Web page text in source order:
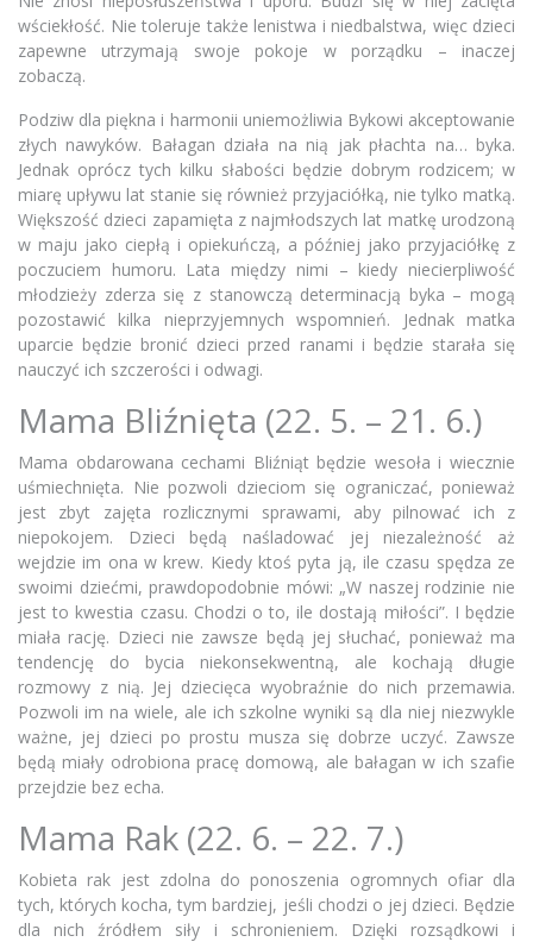
wściekłość. Nie toleruje także lenistwa i niedbalstwa, więc dzieci
zapewne utrzymają swoje pokoje w porządku – inaczej
zobaczą.
Podziw dla piękna i harmonii uniemożliwia Bykowi akceptowanie
złych nawyków. Bałagan działa na nią jak płachta na… byka.
Jednak oprócz tych kilku słabości będzie dobrym rodzicem; w
miarę upływu lat stanie się również przyjaciółką, nie tylko matką.
Większość dzieci zapamięta z najmłodszych lat matkę urodzoną
w maju jako ciepłą i opiekuńczą, a później jako przyjaciółkę z
poczuciem humoru. Lata między nimi – kiedy niecierpliwość
młodzieży zderza się z stanowczą determinacją byka – mogą
pozostawić kilka nieprzyjemnych wspomnień. Jednak matka
uparcie będzie bronić dzieci przed ranami i będzie starała się
nauczyć ich szczerości i odwagi.
Mama Bliźnięta (22. 5. – 21. 6.)
Mama obdarowana cechami Bliźniąt będzie wesoła i wiecznie
uśmiechnięta. Nie pozwoli dzieciom się ograniczać, ponieważ
jest zbyt zajęta rozlicznymi sprawami, aby pilnować ich z
niepokojem. Dzieci będą naśladować jej niezależność aż
wejdzie im ona w krew. Kiedy ktoś pyta ją, ile czasu spędza ze
swoimi dziećmi, prawdopodobnie mówi: „W naszej rodzinie nie
jest to kwestia czasu. Chodzi o to, ile dostają miłości”. I będzie
miała rację. Dzieci nie zawsze będą jej słuchać, ponieważ ma
tendencję do bycia niekonsekwentną, ale kochają długie
rozmowy z nią. Jej dziecięca wyobraźnie do nich przemawia.
Pozwoli im na wiele, ale ich szkolne wyniki są dla niej niezwykle
ważne, jej dzieci po prostu musza się dobrze uczyć. Zawsze
będą miały odrobiona pracę domową, ale bałagan w ich szafie
przejdzie bez echa.
Mama Rak (22. 6. – 22. 7.)
Kobieta rak jest zdolna do ponoszenia ogromnych ofiar dla
tych, których kocha, tym bardziej, jeśli chodzi o jej dzieci. Będzie
dla nich źródłem siły i schronieniem. Dzięki rozsądkowi i